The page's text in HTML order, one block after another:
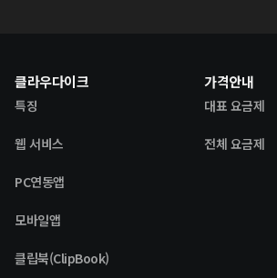
클라우다이크
특징
웹 서비스
PC연동앱
모바일앱
클립북(ClipBook)
가격안내
대표 요금제
전체 요금제